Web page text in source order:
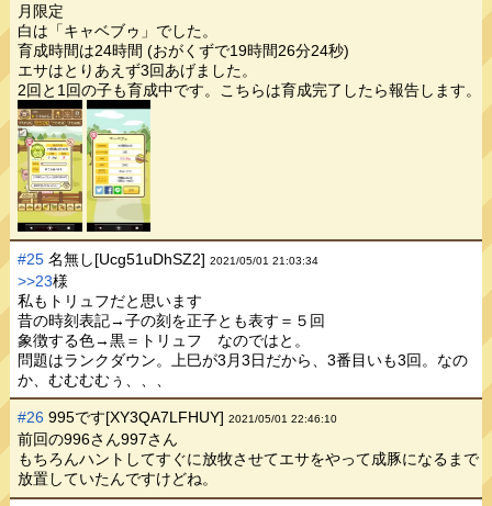
月限定
白は「キャベブゥ」でした。
育成時間は24時間 (おがくずで19時間26分24秒)
エサはとりあえず3回あげました。
2回と1回の子も育成中です。こちらは育成完了したら報告します。
#25 名無し[Ucg51uDhSZ2]2021/05/01 21:03:34
>>23様
私もトリュフだと思います
昔の時刻表記→子の刻を正子とも表す＝５回
象徴する色→黒＝トリュフ なのではと。
問題はランクダウン。上巳が3月3日だから、3番目いも3回。なの
か、むむむむぅ、、、
#26 995です[XY3QA7LFHUY]2021/05/01 22:46:10
前回の996さん997さん
もちろんハントしてすぐに放牧させてエサをやって成豚になるまで
放置していたんですけどね。